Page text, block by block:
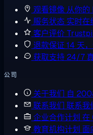
观看镜像 从你的
服务状态 实时在
客户评价
退款保证 14 天
获取支持 24/7
公司
关于我们 自
联系我们 联系我
企业合作计划 在
教育机构计划 面